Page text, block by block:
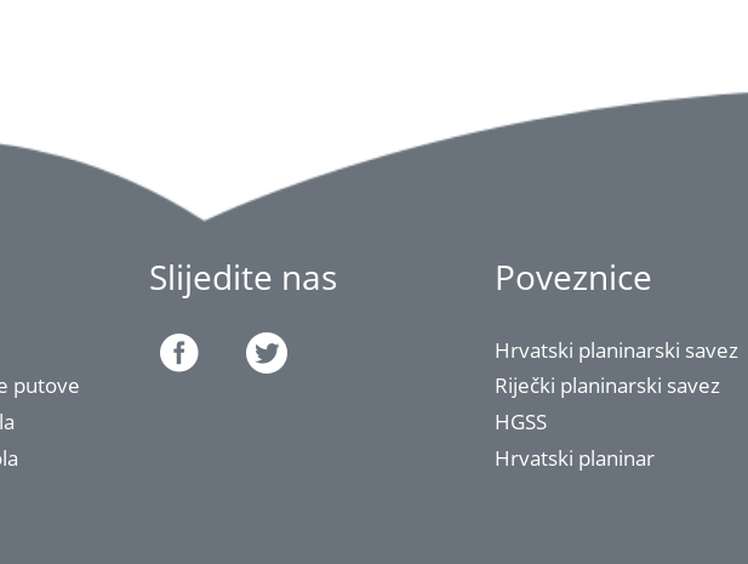
putove
Slijedite nas Poveznice
Hrvatski planinarski savez
Riječki planinarski savez
HGSS
Hrvatski planinar